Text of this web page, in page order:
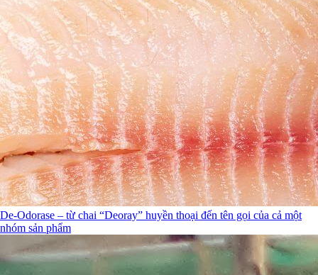
De-Odorase – từ chai “Deoray” huyền thoại đến tên gọi của cả một
nhóm sản phẩm